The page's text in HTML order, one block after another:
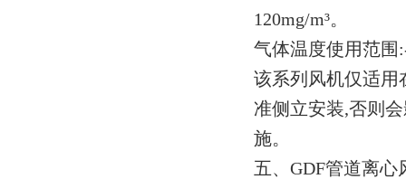
120mg/m³。
气体温度使用范围
该系列风机仅适用
准侧立安装,否则
施。
五、GDF管道离